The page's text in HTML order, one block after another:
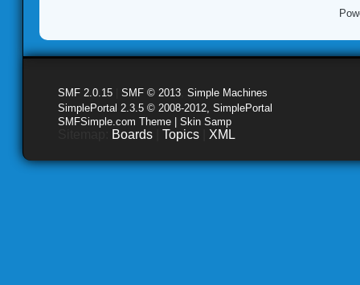
SMF 2.0.15 SMF © 2013 Simple Machines
SimplePortal 2.3.5 © 2008-2012, SimplePortal
SMFSimple.com Theme | Skin Samp
Boards Topics XML